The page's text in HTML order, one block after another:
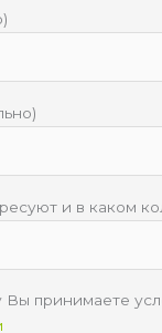
и в каком
Вы принимаете